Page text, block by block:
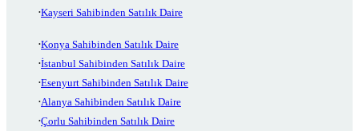
Kayseri Sahibinden Satılık Daire
Konya Sahibinden Satılık Daire
İstanbul Sahibinden Satılık Daire
Esenyurt Sahibinden Satılık Daire
Alanya Sahibinden Satılık Daire
Çorlu Sahibinden Satılık Daire